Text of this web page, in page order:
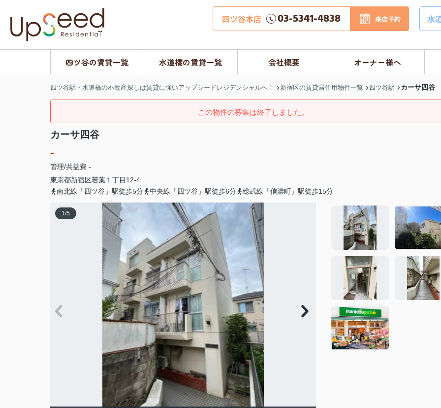
四ツ谷本店 03-5341-4838 来店予約 水
四ツ谷の賃貸一覧 水道橋の賃貸一覧 会社概要 オーナー様へ
四ツ谷駅・水道橋の不動産探しは賃貸に強いアップシードレジデンシャルへ！ 新宿区の賃貸居住用物件一覧 四ツ谷駅 カーサ四谷
この物件の募集は終了しました。
カーサ四谷
-
管理/共益費 -
東京都新宿区若葉 １丁目12-4
南北線「四ツ谷」駅徒歩5分
中央線「四ツ谷」駅徒歩6分 総武線「信濃町」駅徒歩15分
1/5